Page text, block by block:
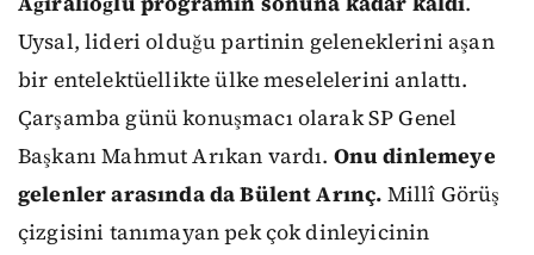
Uysal, lideri olduğu partinin geleneklerini aşan
bir entelektüellikte ülke meselelerini anlattı.
Çarşamba günü konuşmacı olarak SP Genel
Başkanı Mahmut Arıkan vardı. Onu dinlemeye
gelenler arasında da Bülent Arınç. Millî Görüş
çizgisini tanımayan pek çok dinleyicinin